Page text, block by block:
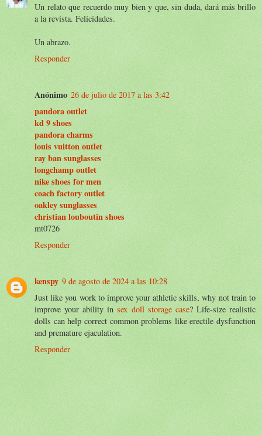
Un relato que recuerdo muy bien y que, sin duda, dará más brillo
a la revista. Felicidades.
Un abrazo.
Responder
Anónimo 26 de julio de 2017 a las 3:42
pandora outlet
kd 9 shoes
pandora charms
louis vuitton outlet
ray ban sunglasses
longchamp outlet
nike shoes for men
coach factory outlet
oakley sunglasses
christian louboutin shoes
mt0726
Responder
kenspy 9 de agosto de 2024 a las 10:28
Just like you work to improve your athletic skills, why not train to
improve your ability insex doll storage case? Life-size realistic
dolls can help correct common problems like erectile dysfunction
and premature ejaculation.
Responder